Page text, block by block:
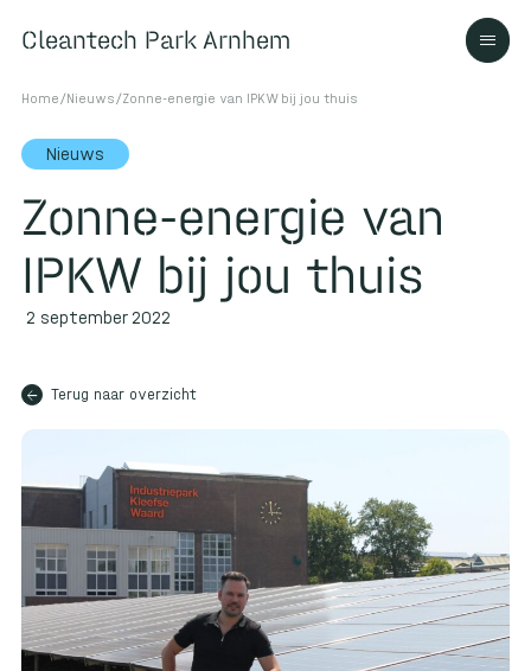
Cleantech Park Arnhem
Home /Nieuws /Zonne-energie van IPKW bij jou thuis
Nieuws
Zonne-energie van
IPKW bij jou thuis
2 september 2022
arrow_back Terug naar overzicht
Cleantech Park Arnhem
Over
Ecosysteem
Contact